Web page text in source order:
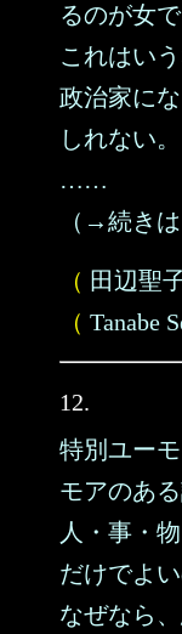
るのが女で
これはいう
政治家に
しれない。
……
（→続き
（ 田辺聖
（ Tanabe
12.
特別ユー
モアのあ
人・事・
だけでよい
なぜなら